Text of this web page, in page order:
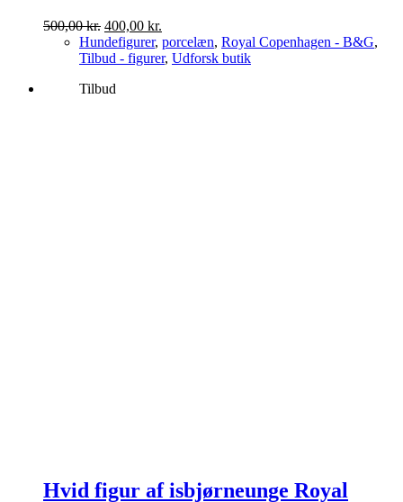
500,00kr. Den
oprindelige
pris
500,00 kr..
400,00 kr.
aktuelle
pris
Hundefigurer, porcelæn, Royal Copenhagen - B&G,
Tilbud - figurer, Udforsk butik
Tilbud
Hvid figur af isbjørneunge Royal